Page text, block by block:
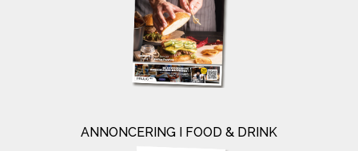
ANNONCERING I FOOD & DRINK